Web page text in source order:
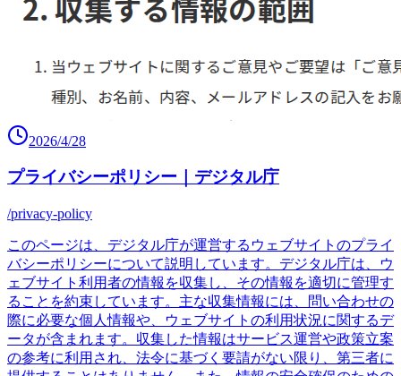
2026/4/28
プライバシーポリシー｜デジタル庁
/privacy-policy
このページは、デジタル庁が運営するウェブサイトのプライ
バシーポリシーについて説明しています。デジタル庁は、ウ
ェブサイト利用者の情報を収集し、その情報を適切に管理す
ることを約束しています。主な収集情報には、問い合わせの
際に必要な個人情報や、ウェブサイトの利用状況に関するデ
ータが含まれます。収集した情報はサービス運営や政策立案
の参考に利用され、法令に基づく要請がない限り、第三者に